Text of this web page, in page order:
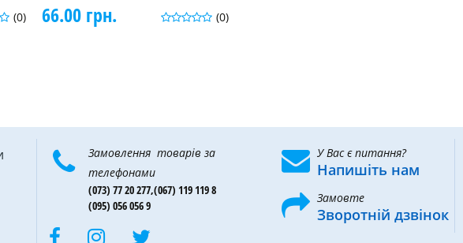
(0) (0)
66.00 грн.
Замовлення товарів за
телефонами
(073) 77 20 277,(067) 119 119 8
(095) 056 056 9
У Вас є питання?
Напишіть нам
Замовте
Зворотній дзвінок